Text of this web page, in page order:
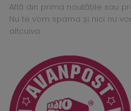
Află din prima noutățile sau
Nu te vom spama și nici nu
altcuiva.